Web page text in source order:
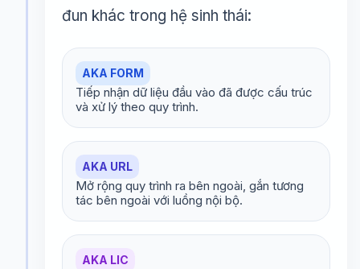
đun khác trong hệ sinh thái:
AKA FORM
Tiếp nhận dữ liệu đầu vào đã được cấu trúc
và xử lý theo quy trình.
AKA URL
Mở rộng quy trình ra bên ngoài, gắn tương
tác bên ngoài với luồng nội bộ.
AKA LIC